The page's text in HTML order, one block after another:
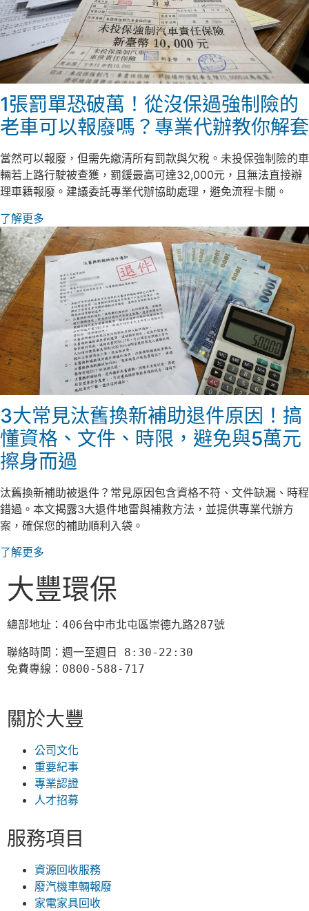
1張罰單恐破萬！從沒保過強制險的
老車可以報廢嗎？專業代辦教你解套
當然可以報廢，但需先繳清所有罰款與欠稅。未投保強制險的車
輛若上路行駛被查獲，罰鍰最高可達32,000元，且無法直接辦
理車籍報廢。建議委託專業代辦協助處理，避免流程卡關。
了解更多
3大常見汰舊換新補助退件原因！搞
懂資格、文件、時限，避免與5萬元
擦身而過
汰舊換新補助被退件？常見原因包含資格不符、文件缺漏、時程
錯過。本文揭露3大退件地雷與補救方法，並提供專業代辦方
案，確保您的補助順利入袋。
了解更多
大豐環保
總部地址：406台中市北屯區崇德九路287號
聯絡時間：週一至週日 8:30-22:30
免費專線：0800-588-717
關於大豐
公司文化
重要紀事
專業認證
人才招募
服務項目
資源回收服務
廢汽機車輛報廢
家電家具回收